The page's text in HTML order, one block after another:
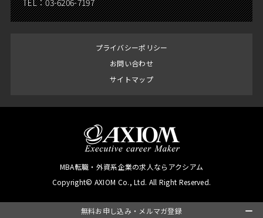
無料お申し込み・メルマガ登録
TEL：03-6206-7197
プライバシーポリシー
お問い合わせ
サイトマップ
MBA転職・外資系企業の求人ならアクシアム
Copyright© AXIOM Co., Ltd. All Right Reserved.